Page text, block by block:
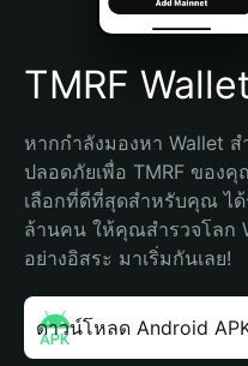
Español (Argentina)
TMRF
หากกำลังมองหา Wallet
ปลอดภัยเพื่อ TMRF ของ
เลือกที่ดีที่สุดสำหรับคุณ ได้
ล้านคน ให้คุณสำรวจโลก
อย่างอิสระ มาเริ่มกันเลย!
ดาวน์โหลด Android